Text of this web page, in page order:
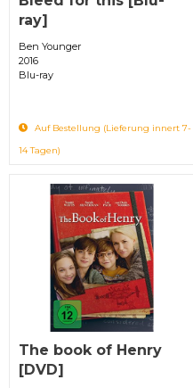
ray]
Ben Younger
2016
Blu-ray
Auf Bestellung (Lieferung innert 7-
14 Tagen)
The book of Henry
[DVD]